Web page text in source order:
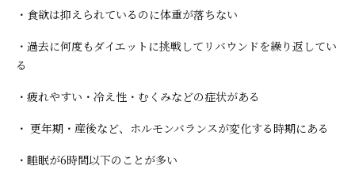
・食欲は抑えられているのに体重が落ちない
・過去に何度もダイエットに挑戦してリバウンドを繰り返してい
る
・疲れやすい・冷え性・むくみなどの症状がある
・ 更年期・産後など、ホルモンバランスが変化する時期にある
・睡眠が6時間以下のことが多い